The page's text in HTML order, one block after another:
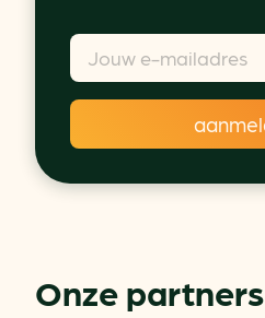
Onze partners